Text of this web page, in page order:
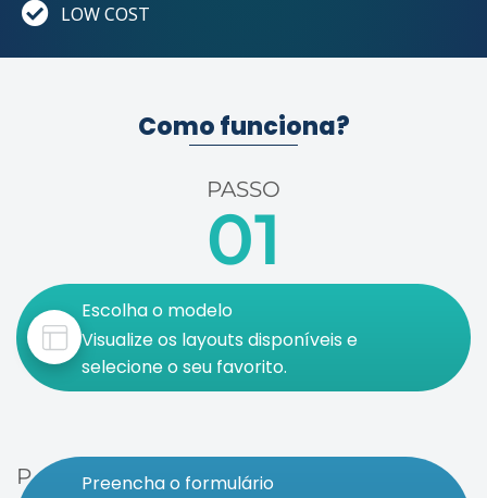
LOW COST
Como funciona?
Escolha o modelo
Visualize os layouts disponíveis e
selecione o seu favorito.
PASSO
01
P
Preencha o formulário